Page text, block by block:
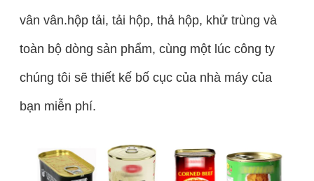
vân vân.hộp tải, tải hộp, thả hộp, khử trùng và
toàn bộ dòng sản phẩm, cùng một lúc công ty
chúng tôi sẽ thiết kế bố cục của nhà máy của
bạn miễn phí.